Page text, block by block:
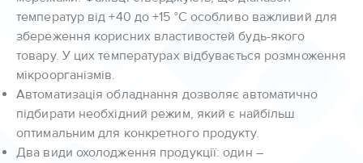
температур від +40 до +15 °С особливо важливий для
збереження корисних властивостей будь-якого
товару. У цих температурах відбувається розмноження
мікроорганізмів.
Автоматизація обладнання дозволяє автоматично
підбирати необхідний режим, який є найбільш
оптимальним для конкретного продукту.
Два види охолодження продукції: один –